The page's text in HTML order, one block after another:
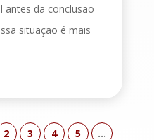
antes da conclusão
situação é mais
2 3 4 5
...